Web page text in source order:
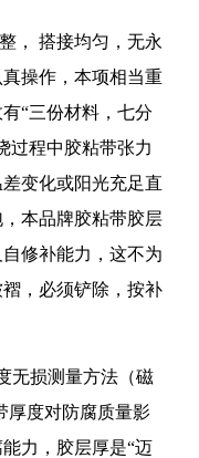
搭接均匀，无永
操作，本项相当重
“三份材料，七分
过程中胶粘带张力
变化或阳光充足直
本品牌胶粘带胶层
修补能力，这不为
，必须铲除，按补
损测量方法（磁
厚度对防腐质量影
力，胶层厚是“迈